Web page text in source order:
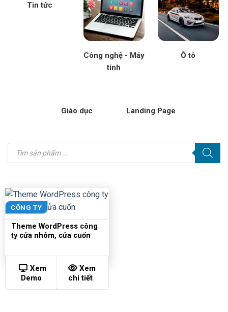
Tin tức
Công nghệ - Máy
tính
Ô tô
Giáo dục Landing Page
Tìm
kiếm
sản
CÔNG TY
Theme WordPress công
ty cửa nhôm, cửa cuốn
Xem
Demo
Xem
chi tiết